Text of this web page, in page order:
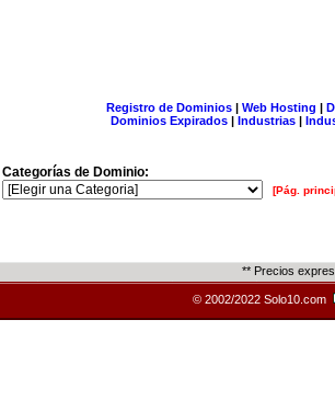
Registro de Dominios| Web Hosting |
Dominios Expirados | Industrias |
Categorías de Dominio:
[Pág.
** Precios
© 2002/2022 Solo10.com